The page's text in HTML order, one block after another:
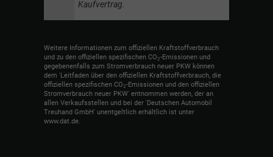
Kaufvertrag.
Weitere Informationen zum offiziellen Kraftstoffverbrauch
und zu den offiziellen spezifischen CO2-Emissionen und
gegebenenfalls zum Stromverbrauch neuer PKW können
dem 'Leitfaden über den offiziellen Kraftstoffverbrauch, die
offiziellen spezifischen CO2-Emissionen und den offiziellen
Stromverbrauch neuer PKW' entnommen werden, der an
allen Verkaufsstellen und bei der 'Deutschen Automobil
Treuhand GmbH' unentgeltlich erhältlich ist unter
www.dat.de.